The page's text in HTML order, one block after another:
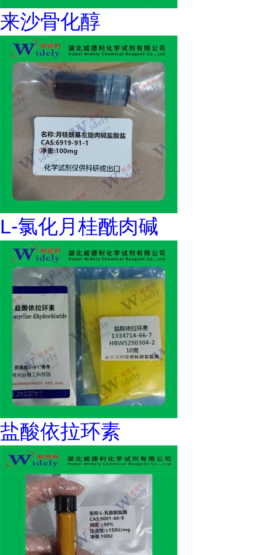
来沙骨化醇
L-氯化月桂酰肉碱
盐酸依拉环素